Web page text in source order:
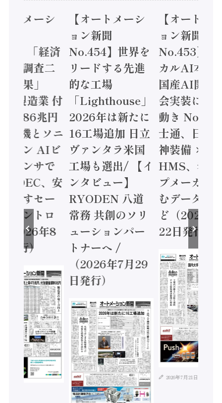
トメーシ
】「経済
態調査二
結果」
年製造業 付
額86兆円
電機とソニ
コン AIビ
センサで
/ IDEC、安
かすセー
コントロ
2026年8
発行）
【オートメーシ
ョン新聞
No.454】世界を
リードする先進
的な工場
「Lighthouse」
2026年は新たに
16工場追加 日立
ヴァンタラ米国
工場も選出/ 【イ
ンタビュー】
RYODEN 八道
常務 共創のソリ
ューションパー
トナーへ /
（2026年7月29
日発行）
【オートメ
ョン新聞
No.453】フ
カルAI本格
国産AI開発
会実装に活
動き
士通、日立
神装備 ×
HMS、老舗
プメーカー
むデータ活
ど（2026年
22日発行）
2026年7月21日